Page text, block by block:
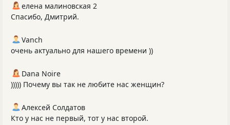
елена малиновская 2
Спасибо, Дмитрий.
Vanch
очень актуально для нашего времени ))
Dana Noire
))))) Почему вы так не любите нас женщин?
Алексей Солдатов
Кто у нас не первый, тот у нас второй.